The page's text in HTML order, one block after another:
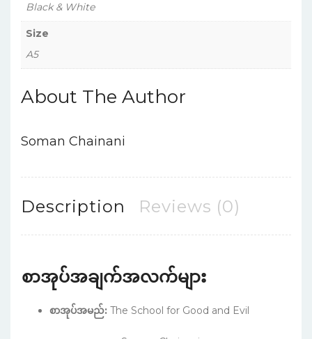
Black & White
Size
A5
About The Author
Soman Chainani
Description Reviews (0)
စာအုပ်အချက်အလက်များ
စာအုပ်အမည်: The School for Good and Evil